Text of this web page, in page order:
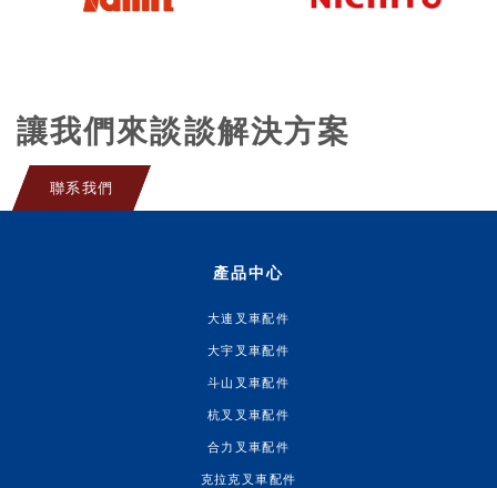
讓我們來談談解決方案
聯系我們
產品中心
大連叉車配件
大宇叉車配件
斗山叉車配件
杭叉叉車配件
合力叉車配件
克拉克叉車配件